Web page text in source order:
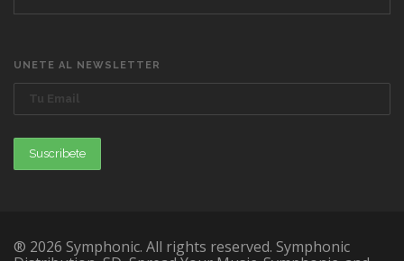
UNETE AL NEWSLETTER
® 2026 Symphonic. All rights reserved. Symphonic